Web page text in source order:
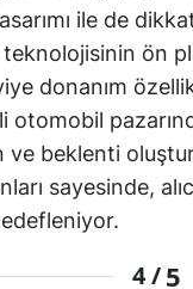
Bartın
Ardahan
Iğdır
Yalova
Karabük
Kilis
ile de
ön
donanım
otomobil
beklenti
sayesinde,
4 /5